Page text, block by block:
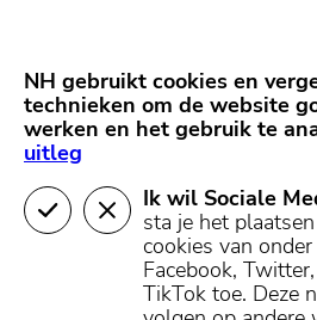
Mijn regio
404 -
gevonden
NH gebruikt cookies en
technieken om de website
werken en het gebruik te
uitleg
Ik wil Sociale
sta je het
cookies van
Facebook,
TikTok toe. Deze